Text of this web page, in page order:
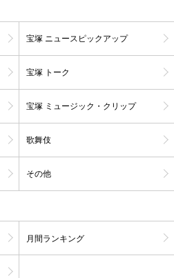
閉じる
ジットカード情報の変更が可能です。
４ヵ月分の購入明細の確認が可能です。
宝塚 ニュースピックアップ
宝塚 トーク
宝塚 ミュージック・クリップ
歌舞伎
その他
月間ランキング